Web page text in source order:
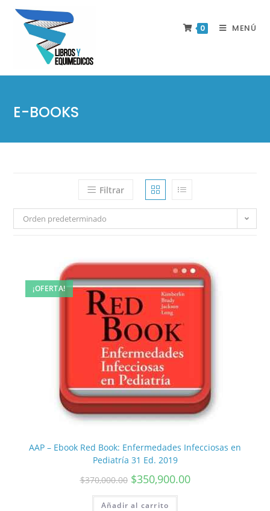
0 MENÚ
E-BOOKS
Filtrar
Orden predeterminado
¡OFERTA!
AAP – Ebook Red Book: Enfermedades Infecciosas en
Pediatría 31 Ed. 2019
$370,000.00 $350,900.00
Añadir al carrito